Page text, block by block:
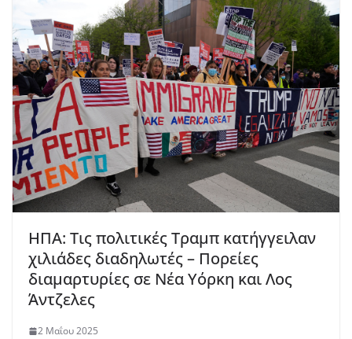
ΗΠΑ: Τις πολιτικές Τραμπ κατήγγειλαν
χιλιάδες διαδηλωτές – Πορείες
διαμαρτυρίες σε Νέα Υόρκη και Λος
Άντζελες
2 Μαΐου 2025